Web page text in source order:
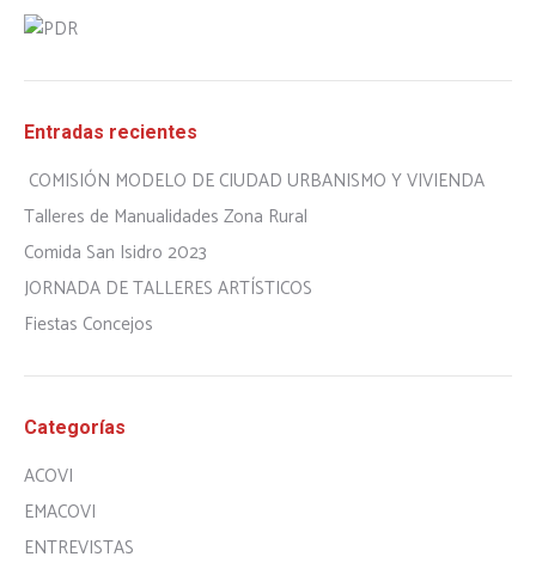
Entradas recientes
COMISIÓN MODELO DE CIUDAD URBANISMO Y VIVIENDA
Talleres de Manualidades Zona Rural
Comida San Isidro 2023
JORNADA DE TALLERES ARTÍSTICOS
Fiestas Concejos
Categorías
ACOVI
EMACOVI
ENTREVISTAS